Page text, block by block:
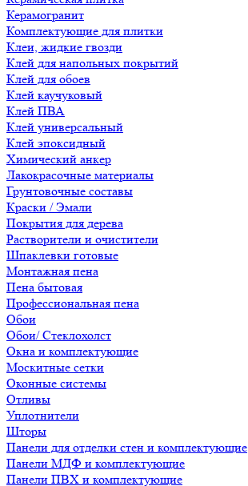
Керамогранит
Комплектующие для плитки
Клеи, жидкие гвозди
Клей для напольных покрытий
Клей для обоев
Клей каучуковый
Клей ПВА
Клей универсальный
Клей эпоксидный
Химический анкер
Лакокрасочные материалы
Грунтовочные составы
Краски / Эмали
Покрытия для дерева
Растворители и очистители
Шпаклевки готовые
Монтажная пена
Пена бытовая
Профессиональная пена
Обои
Обои/ Стеклохолст
Окна и комплектующие
Москитные сетки
Оконные системы
Отливы
Уплотнители
Шторы
Панели для отделки стен и комплектующие
Панели МДФ и комплектующие
Панели ПВХ и комплектующие